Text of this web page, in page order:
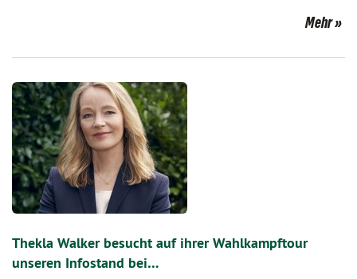
Mehr
Thekla Walker besucht auf ihrer Wahlkampftour
unseren Infostand bei…